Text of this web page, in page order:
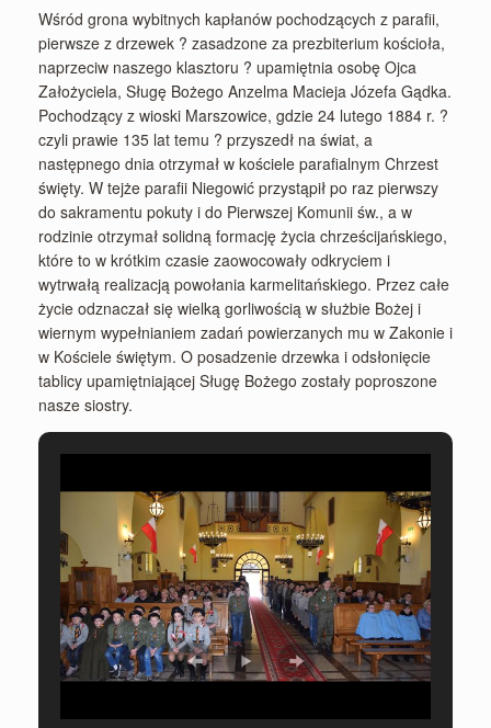
Wśród grona wybitnych kapłanów pochodzących z parafii,
pierwsze z drzewek ? zasadzone za prezbiterium kościoła,
naprzeciw naszego klasztoru ? upamiętnia osobę Ojca
Założyciela, Sługę Bożego Anzelma Macieja Józefa Gądka.
Pochodzący z wioski Marszowice, gdzie 24 lutego 1884 r. ?
czyli prawie 135 lat temu ? przyszedł na świat, a
następnego dnia otrzymał w kościele parafialnym Chrzest
święty. W tejże parafii Niegowić przystąpił po raz pierwszy
do sakramentu pokuty i do Pierwszej Komunii św., a w
rodzinie otrzymał solidną formację życia chrześcijańskiego,
które to w krótkim czasie zaowocowały odkryciem i
wytrwałą realizacją powołania karmelitańskiego. Przez całe
życie odznaczał się wielką gorliwością w służbie Bożej i
wiernym wypełnianiem zadań powierzanych mu w Zakonie i
w Kościele świętym. O posadzenie drzewka i odsłonięcie
tablicy upamiętniającej Sługę Bożego zostały poproszone
nasze siostry.